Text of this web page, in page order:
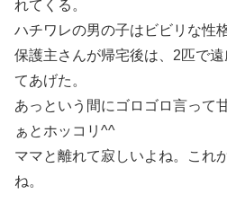
れてくる。
ハチワレの男の子はビビリな性
保護主さんが帰宅後は、2匹で
てあげた。
あっという間にゴロゴロ言って
ぁとホッコリ^^
ママと離れて寂しいよね。これ
ね。